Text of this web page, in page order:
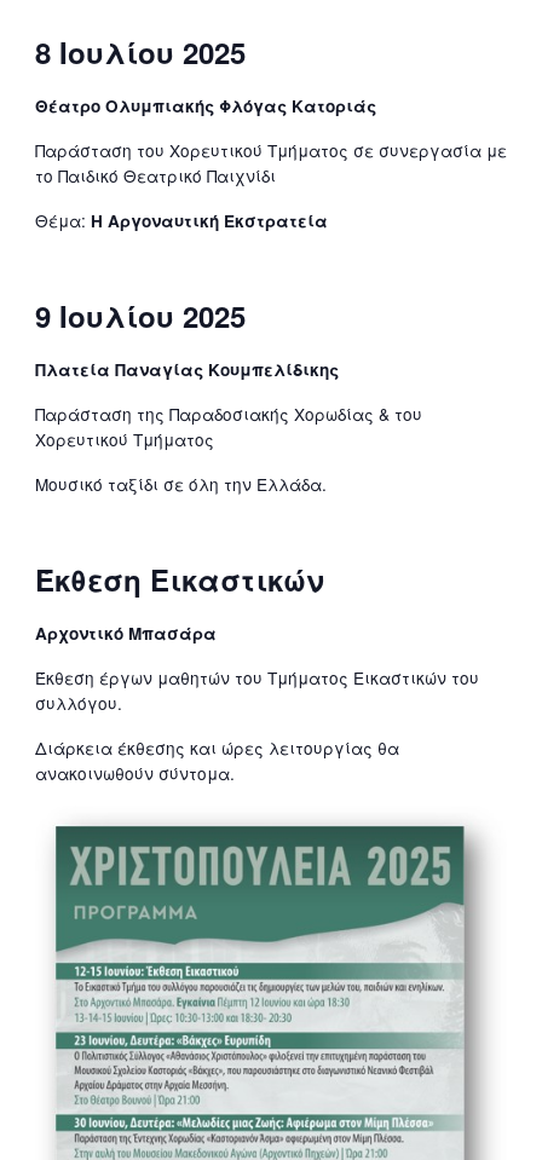
8 Ιουλίου 2025
Θέατρο Ολυμπιακής Φλόγας Κατοριάς
Παράσταση του Χορευτικού Τμήματος σε συνεργασία με
το Παιδικό Θεατρικό Παιχνίδι
Θέμα: Η Αργοναυτική Εκστρατεία
9 Ιουλίου 2025
Πλατεία Παναγίας Κουμπελίδικης
Παράσταση της Παραδοσιακής Χορωδίας & του
Χορευτικού Τμήματος
Μουσικό ταξίδι σε όλη την Ελλάδα.
Έκθεση Εικαστικών
Αρχοντικό Μπασάρα
Έκθεση έργων μαθητών του Τμήματος Εικαστικών του
συλλόγου.
Διάρκεια έκθεσης και ώρες λειτουργίας θα
ανακοινωθούν σύντομα.